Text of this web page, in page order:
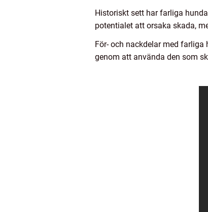
Historiskt sett har farliga
potentialet att orsaka skada,
För- och nackdelar med
genom att använda den som